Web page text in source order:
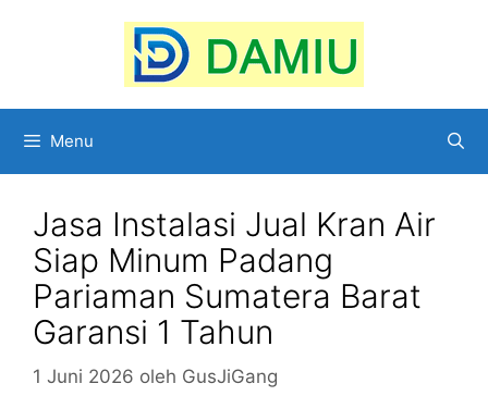
Menu
Jasa Instalasi Jual Kran Air
Siap Minum Padang
Pariaman Sumatera Barat
Garansi 1 Tahun
1 Juni 2026 oleh GusJiGang